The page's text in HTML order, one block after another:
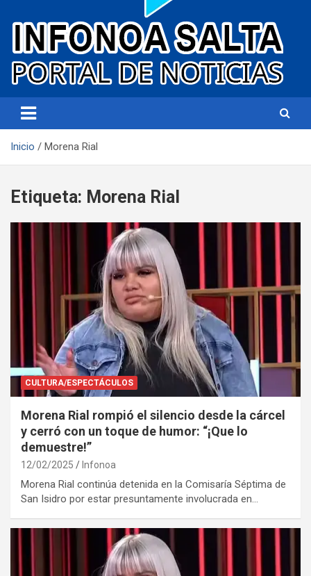
Infonoa Salta
Inicio Morena Rial
Etiqueta: Morena Rial
CULTURA/ESPECTÁCULOS
Morena Rial rompió el silencio desde la cárcel
y cerró con un toque de humor: “¡Que lo
demuestre!”
12/02/2025 Infonoa
Morena Rial continúa detenida en la Comisaría Séptima de
San Isidro por estar presuntamente involucrada en…